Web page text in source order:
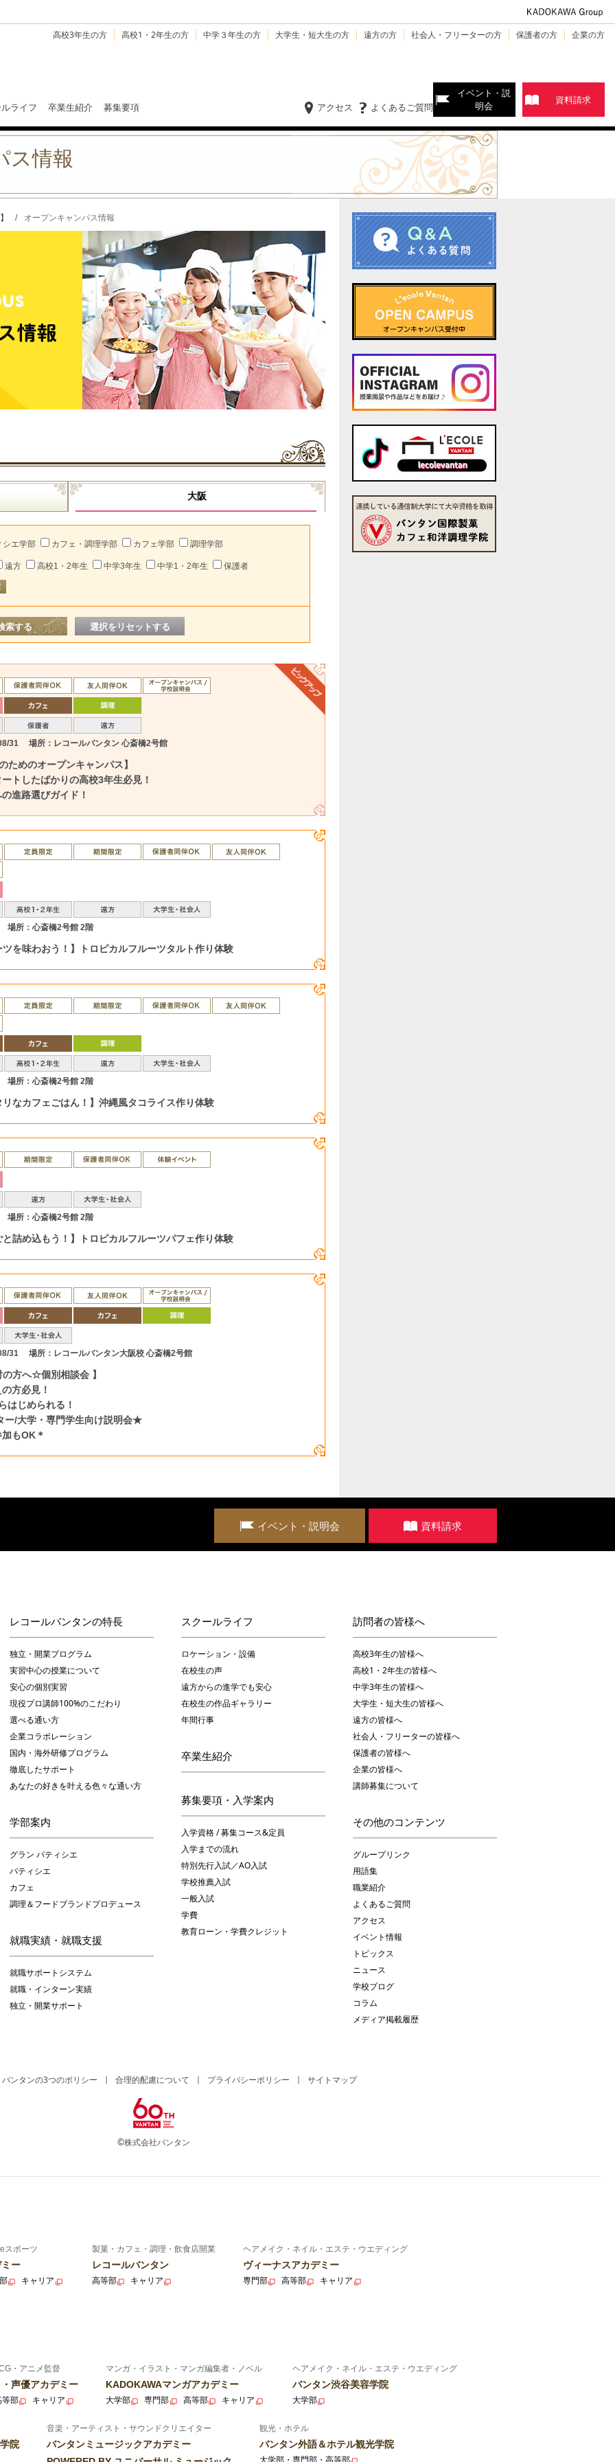
高校3年生の方 高校1・2年生の方 中学３年生の方 大学生・短大生の方 遠方の方 社会人・フリーターの方 保護者の方 企業の方
ライフ 卒業生紹介 募集要項 よくあるご質問
アクセス
イベント・説
明会
資料請求
ス情報
/ オープンキャンパス情報
大阪
シエ学部 カフェ・調理学部 カフェ学部 調理学部
遠方 高校1・2年生 中学3年生 中学1・2年生 保護者
31 場所：レコールバンタン 心斎橋2号館
ためのオープンキャンパス】
トしたばかりの高校3年生必見！
進路選びガイド！
場所：心斎橋2号館 2階
を味わおう！】トロピカルフルーツタルト作り体験
場所：心斎橋2号館 2階
なカフェごはん！】沖縄風タコライス作り体験
場所：心斎橋2号館 2階
詰め込もう！】トロピカルフルーツパフェ作り体験
31 場所：レコールバンタン大阪校 心斎橋2号館
方へ☆個別相談会 】
方必見！
はじめられる！
ー/大学・専門学生向け説明会★
もOK＊
イベント・説明会 資料請求
レコールバンタンの特長
独立・開業プログラム
実習中心の授業について
安心の個別実習
現役プロ講師100%のこだわり
選べる通い方
企業コラボレーション
国内・海外研修プログラム
徹底したサポート
あなたの好きを叶える⾊々な通い⽅
学部案内
グラン パティシエ
パティシエ
カフェ
調理＆フードブランドプロデュース
就職実績・就職支援
就職サポートシステム
就職・インターン実績
独立・開業サポート
スクールライフ
ロケーション・設備
在校生の声
遠方からの進学でも安心
在校生の作品ギャラリー
年間行事
卒業生紹介
募集要項・入学案内
入学資格 / 募集コース&定員
入学までの流れ
特別先行入試／AO入試
学校推薦入試
一般入試
学費
教育ローン・学費クレジット
訪問者の皆様へ
高校3年生の皆様へ
高校1・2年生の皆様へ
中学3年生の皆様へ
大学生・短大生の皆様へ
遠方の皆様へ
社会人・フリーターの皆様へ
保護者の皆様へ
企業の皆様へ
講師募集について
その他のコンテンツ
グループリンク
用語集
職業紹介
よくあるご質問
アクセス
イベント情報
トピックス
ニュース
学校ブログ
コラム
メディア掲載履歴
バンタンの3つのポリシー 合理的配慮について プライバシーポリシー サイトマップ
©株式会社バンタン
スポーツ
ー
キャリア
製菓・カフェ・調理・飲食店開業
レコールバンタン
高等部 キャリア
ヘアメイク・ネイル・エステ・ウエディング
ヴィーナスアカデミー
専門部 高等部 キャリア
・アニメ監督
声優アカデミー
等部 キャリア
マンガ・イラスト・マンガ編集者・ノベル
KADOKAWAマンガアカデミー
大学部 専門部 高等部 キャリア
ヘアメイク・ネイル・エステ・ウエディング
バンタン渋谷美容学院
大学部
院
音楽・アーティスト・サウンドクリエイター
バンタンミュージックアカデミー
観光・ホテル
バンタン外語＆ホテル観光学院